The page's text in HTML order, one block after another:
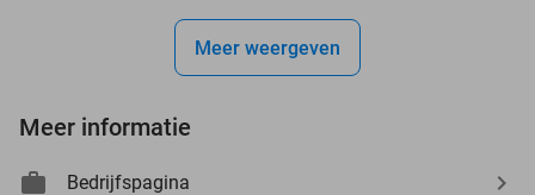
Meer weergeven
Meer informatie
Bedrijfspagina